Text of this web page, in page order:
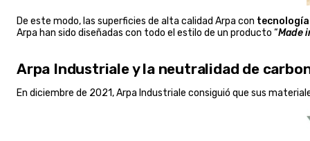
De este modo, las superficies de alta calidad Arpa con
Arpa han sido diseñadas con todo el estilo de un producto “Made
Arpa Industriale y la neutralidad de
En diciembre de 2021, Arpa Industriale consiguió que sus